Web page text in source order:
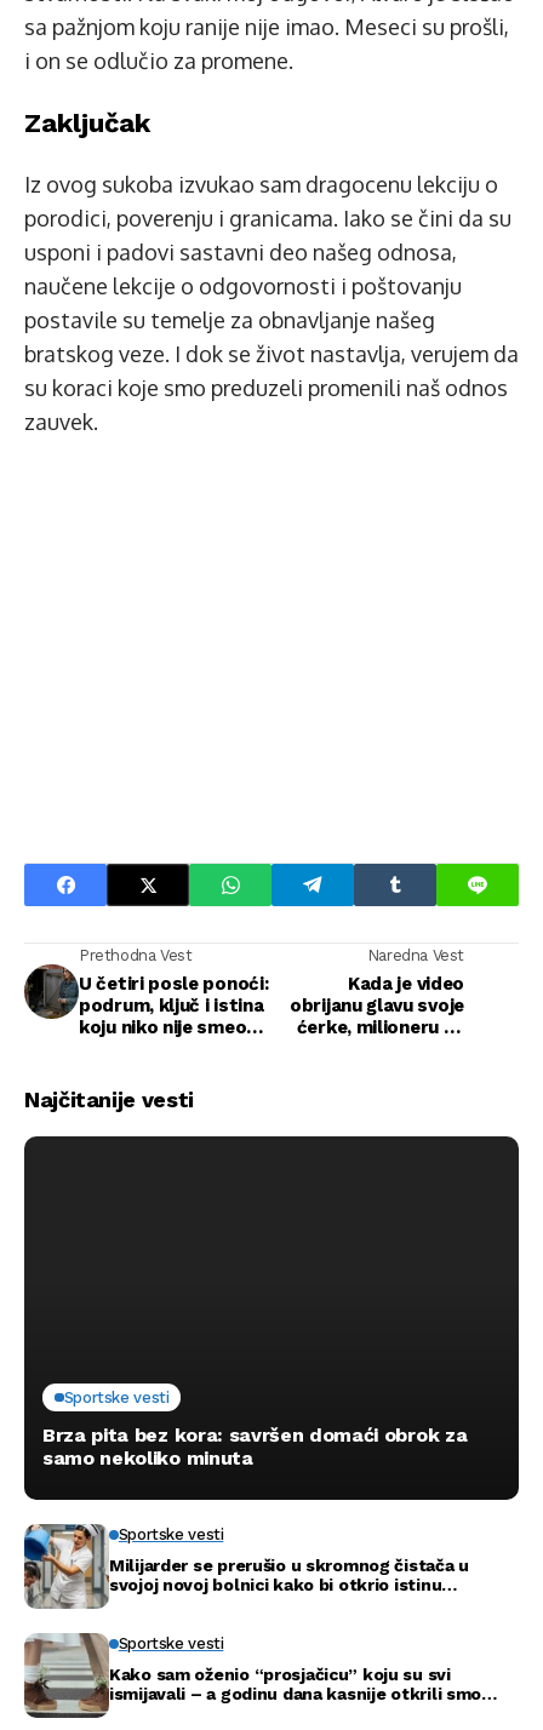
sa pažnjom koju ranije nije imao. Meseci su prošli,
i on se odlučio za promene.
Zaključak
Iz ovog sukoba izvukao sam dragocenu lekciju o
porodici, poverenju i granicama. Iako se čini da su
usponi i padovi sastavni deo našeg odnosa,
naučene lekcije o odgovornosti i poštovanju
postavile su temelje za obnavljanje našeg
bratskog veze. I dok se život nastavlja, verujem da
su koraci koje smo preduzeli promenili naš odnos
zauvek.
Prethodna Vest
U četiri posle ponoći:
podrum, ključ i istina
koju niko nije smeo
Naredna Vest
Kada je video
obrijanu glavu svoje
ćerke, milioneru se
Najčitanije vesti
Sportske vesti
Brza pita bez kora: savršen domaći obrok za
samo nekoliko minuta
Sportske vesti
Milijarder se prerušio u skromnog čistača u
svojoj novoj bolnici kako bi otkrio istinu…
Sportske vesti
Kako sam oženio “prosjačicu” koju su svi
ismijavali – a godinu dana kasnije otkrili smo